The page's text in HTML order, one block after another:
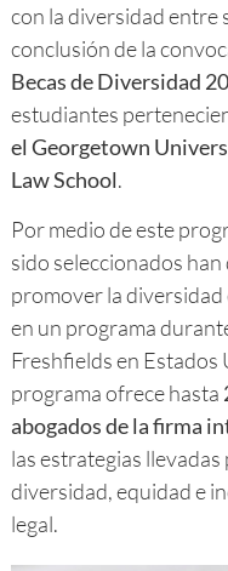
con la diversidad entre
conclusión de la
Becas de Diversidad
estudiantes
el Georgetown
Law School.
Por medio de este
sido seleccionados
promover la diversidad
en un programa
Freshfields en
programa ofrece hasta
abogados de la firma
las estrategias
diversidad, equidad e
legal.